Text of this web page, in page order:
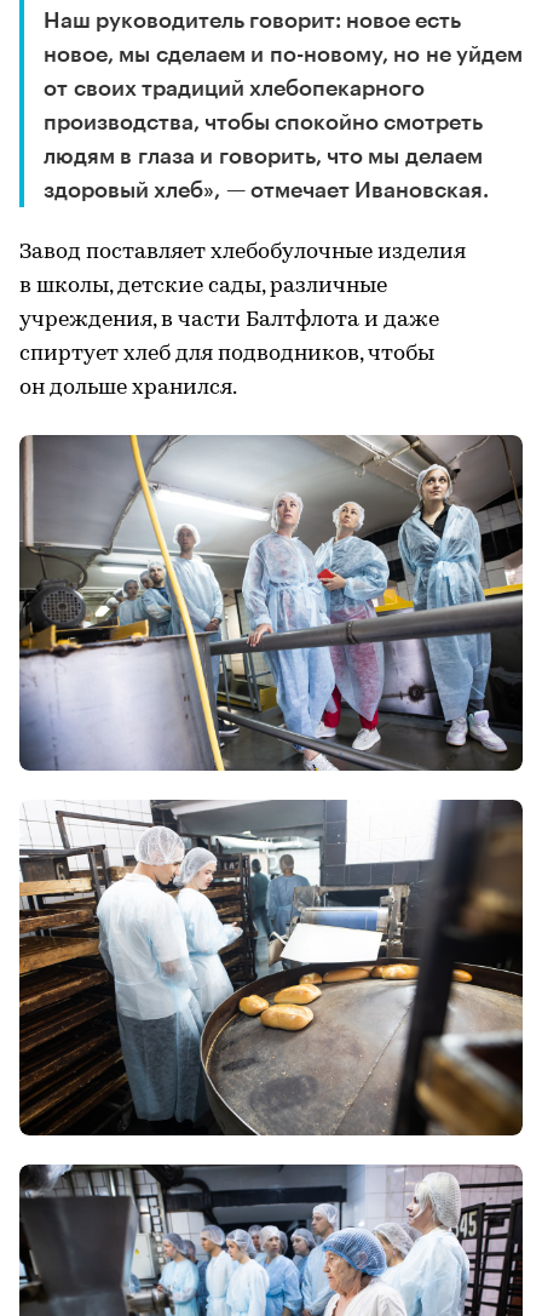
Наш руководитель говорит: новое есть
новое, мы сделаем и по-новому, но не уйдем
от своих традиций хлебопекарного
производства, чтобы спокойно смотреть
людям в глаза и говорить, что мы делаем
здоровый хлеб», — отмечает Ивановская.
Завод поставляет хлебобулочные изделия
в школы, детские сады, различные
учреждения, в части Балтфлота и даже
спиртует хлеб для подводников, чтобы
он дольше хранился.